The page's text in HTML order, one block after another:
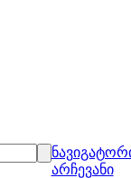
არჩევანი